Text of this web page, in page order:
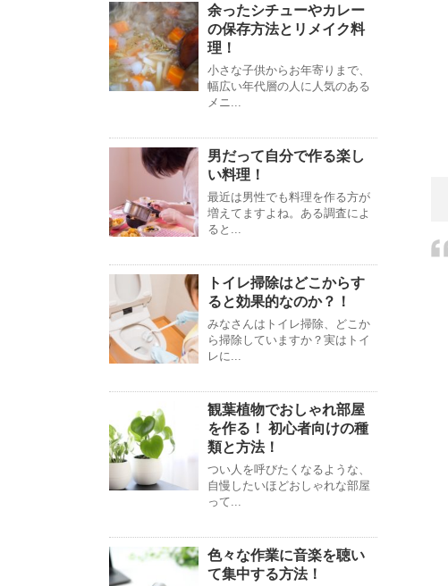
余ったシチューやカレー
の保存方法とリメイク料
理！
小さな子供からお年寄りまで、
幅広い年代層の人に人気のある
メニ...
男だって自分で作る楽し
い料理！
最近は男性でも料理を作る方が
増えてますよね。ある調査によ
ると...
トイレ掃除はどこからす
ると効果的なのか？！
みなさんはトイレ掃除、どこか
ら掃除していますか？実はトイ
レに...
観葉植物でおしゃれ部屋
を作る！ 初心者向けの種
類と方法！
つい人を呼びたくなるような、
自慢したいほどおしゃれな部屋
って...
色々な作業に音楽を聴い
て集中する方法！